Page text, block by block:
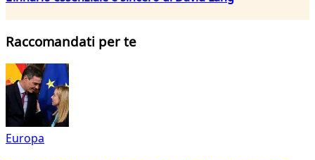
Raccomandati per te
Europa